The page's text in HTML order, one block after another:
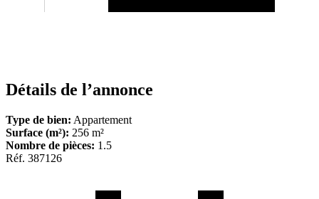
Détails de l’annonce
Type de bien: Appartement
Surface (m²): 256 m²
Nombre de pièces: 1.5
Réf. 387126